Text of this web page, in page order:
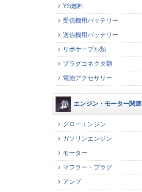
YS燃料
受信機用バッテリー
送信機用バッテリー
リポケーブル類
プラグコネクタ類
電池アクセサリー
エンジン・モーター関連
グローエンジン
ガソリンエンジン
モーター
マフラー・プラグ
アンプ